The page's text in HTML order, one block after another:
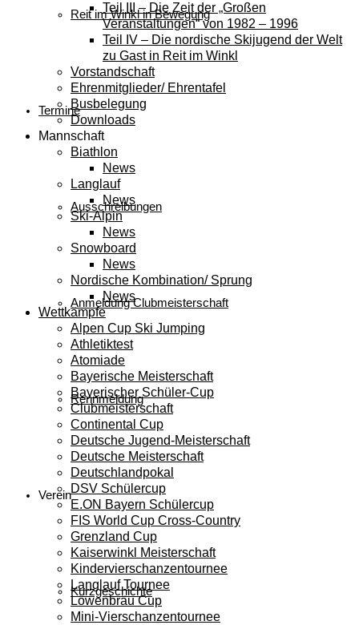
Reit im Winkl in Bewegung
Termine
Ausschreibungen
Anmeldung Clubmeisterschaft
Rennmeldung
Verein
Kurzgeschichte
Teil III – Die Zeit der „Großen
Veranstaltungen“ von 1982 – 1996
Teil IV – Die nordische Skijugend der Welt
zu Gast in Reit im Winkl
Vorstandschaft
Ehrenmitglieder/ Ehrentafel
Busbelegung
Downloads
Mannschaft
Biathlon
News
Langlauf
News
Ski-Alpin
News
Snowboard
News
Nordische Kombination/ Sprung
News
Wettkämpfe
Alpen Cup Ski Jumping
Athletiktest
Atomiade
Bayerische Meisterschaft
Bayerischer Schüler-Cup
Clubmeisterschaft
Continental Cup
Deutsche Jugend-Meisterschaft
Deutsche Meisterschaft
Deutschlandpokal
DSV Schülercup
E.ON Bayern Schülercup
FIS World Cup Cross-Country
Grenzland Cup
Kaiserwinkl Meisterschaft
Kindervierschanzentournee
Langlauf Tournee
Löwenbräu Cup
Mini-Vierschanzentournee